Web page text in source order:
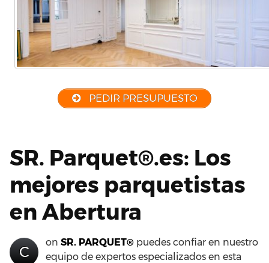
PEDIR PRESUPUESTO
SR. Parquet®.es: Los
mejores parquetistas
en Abertura
C
on SR. PARQUET® puedes confiar en nuestro
equipo de expertos especializados en esta